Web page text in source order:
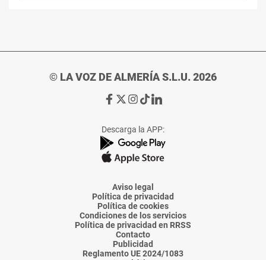
© LA VOZ DE ALMERÍA S.L.U. 2026
Ir
de
La
Voz
Almería
Ir
de
La
Voz
Almería
Ir
de
La
Voz
Almería
Ir
de
La
Voz
Almería
Ir
de
La
Voz
Descarga la APP:
Aviso legal
Política de privacidad
Política de cookies
Condiciones de los servicios
Política de privacidad en RRSS
Contacto
Publicidad
Reglamento UE 2024/1083